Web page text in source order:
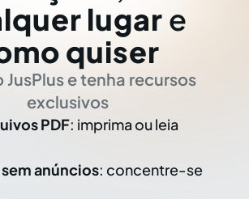
lugar e
quiser
JusPlus e tenha recursos
exclusivos
PDF: imprima ou leia
sem anúncios: concentre-se